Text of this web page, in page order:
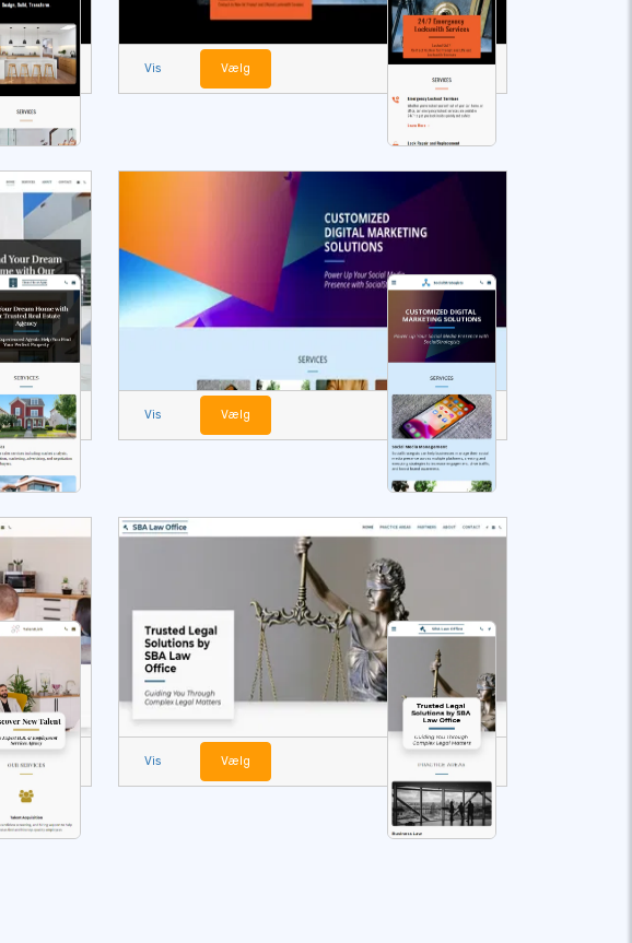
Vis Vælg
Vis Vælg
Vis Vælg